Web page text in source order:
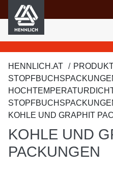
springen
HENNLICH.AT
KOHLE UND GRAPHIT
KOHLE UND
PACKUNGEN